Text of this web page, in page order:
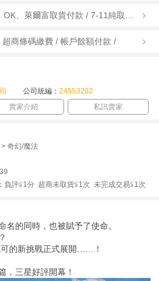
商條碼繳費 / 帳戶餘額付款 /
公司統編： 24553282
賣家介紹 私訊賣家
奇幻/魔法
負評≦1分 超商未取貨≦1次 未完成交易≦1次
名的同時，也被賦予了使命。
可的新挑戰正式展開……！
，三星好評開幕！